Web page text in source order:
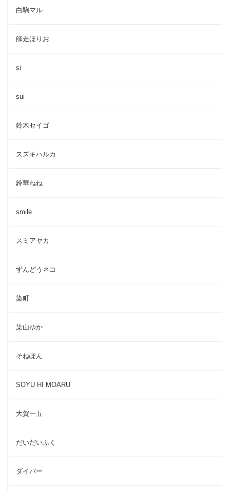
白駒マル
師走ほりお
si
sui
鈴木セイゴ
スズキハルカ
鈴華ねね
smile
スミアヤカ
ずんどうネコ
染町
染山ゆか
そねぽん
SOYU HI MOARU
大賀一五
だいだいふく
ダイバー